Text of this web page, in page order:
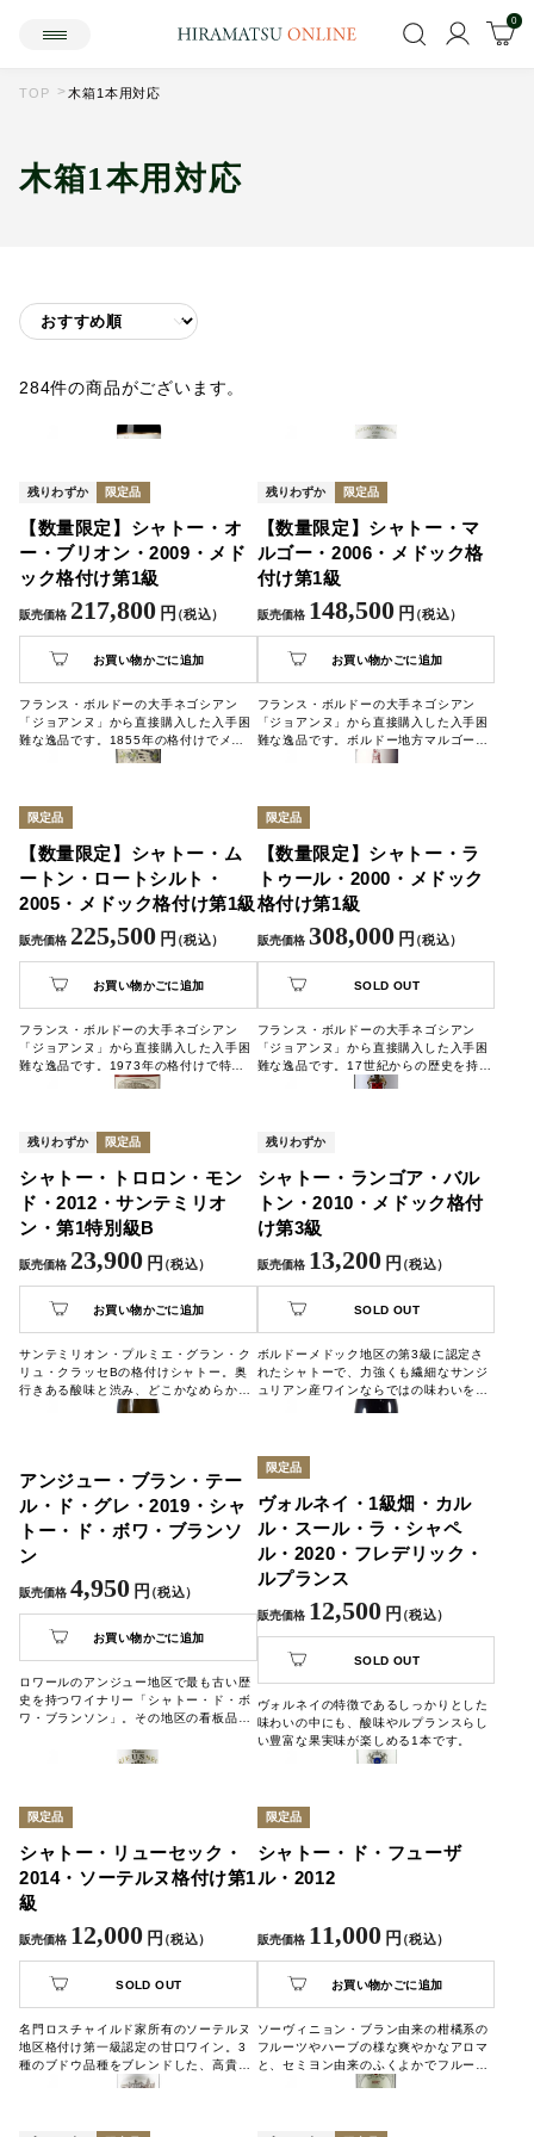
0
TOP 木箱1本用対応
木箱1本用対応
284件の商品がございます。
残りわずか 限定品
【数量限定】シャトー・オ
ー・ブリオン・2009・メド
ック格付け第1級
販売価格 217,800 円（税込）
お買い物かごに追加
フランス・ボルドーの大手ネゴシアン
「ジョアンヌ」から直接購入した入手困
難な逸品です。1855年の格付けでメド
ック地区外からけ第1級に認定され、数
残りわずか 限定品
【数量限定】シャトー・マ
ルゴー・2006・メドック格
付け第1級
販売価格 148,500円（税込）
お買い物かごに追加
フランス・ボルドーの大手ネゴシアン
「ジョアンヌ」から直接購入した入手困
難な逸品です。ボルドー地方マルゴー村
格付け第1級に君臨するシャトーマルゴ
を過ごさせてくれること間違いなしで
す。
限定品
【数量限定】シャトー・ム
ートン・ロートシルト・
2005・メドック格付け第1級
販売価格 225,500 円（税込）
お買い物かごに追加
フランス・ボルドーの大手ネゴシアン
「ジョアンヌ」から直接購入した入手困
難な逸品です。1973年の格付けで特別
にメドック格付け第1級に君臨するシャ
の「ムートン・ロートシルト」のみ。真
の実力を持っている事を世に証明したこ
のエピソードは有名です。
限定品
【数量限定】シャトー・ラ
トゥール・2000・メドック
格付け第1級
販売価格 308,000円（税込）
SOLD OUT
フランス・ボルドーの大手ネゴシアン
「ジョアンヌ」から直接購入した入手困
難な逸品です。17世紀からの歴史を持つ
シャトーは、21世紀の現在もその地位は
牽引しています。
残りわずか 限定品
シャトー・トロロン・モン
ド・2012・サンテミリオ
ン・第1特別級B
販売価格 23,900 円（税込）
お買い物かごに追加
サンテミリオン・プルミエ・グラン・ク
リュ・クラッセBの格付けシャトー。奥
行きある酸味と渋み、どこかなめらかな
印象がある果実味が味わえます。
残りわずか
シャトー・ランゴア・バル
トン・2010・メドック格付
け第3級
販売価格 13,200円（税込）
SOLD OUT
ボルドーメドック地区の第3級に認定さ
れたシャトーで、力強くも繊細なサンジ
ュリアン産ワインならではの味わいをご
堪能いただけます。
アンジュー・ブラン・テー
ル・ド・グレ・2019・シャ
トー・ド・ボワ・ブランソ
ン
販売価格 4,950 円（税込）
お買い物かごに追加
ロワールのアンジュー地区で最も古い歴
史を持つワイナリー「シャトー・ド・ボ
ワ・ブランソン」。その地区の看板品種
にもまろやかさと酸味が心地よい白ワイ
限定品
ヴォルネイ・1級畑・カル
ル・スール・ラ・シャペ
ル・2020・フレデリック・
ルプランス
販売価格 12,500円（税込）
SOLD OUT
ヴォルネイの特徴であるしっかりとした
味わいの中にも、酸味やルプランスらし
い豊富な果実味が楽しめる1本です。
限定品
シャトー・リューセック・
2014・ソーテルヌ格付け第1
級
販売価格 12,000 円（税込）
SOLD OUT
名門ロスチャイルド家所有のソーテルヌ
地区格付け第一級認定の甘口ワイン。3
種のブドウ品種をブレンドした、高貴な
甘みをご堪能ください。
限定品
シャトー・ド・フューザ
ル・2012
販売価格 11,000円（税込）
お買い物かごに追加
ソーヴィニョン・ブラン由来の柑橘系の
フルーツやハーブの様な爽やかなアロマ
と、セミヨン由来のふくよかでフルーテ
ィな印象が調和して、しっかりとしたボ